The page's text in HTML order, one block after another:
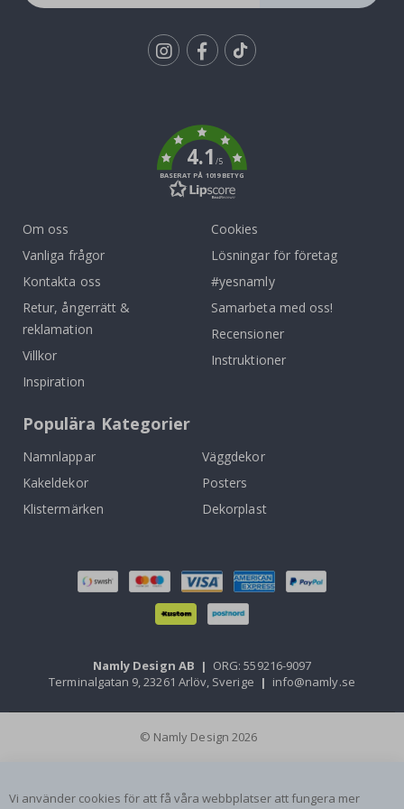
4.1/5
BASERAT PÅ 1019 BETYG
Om oss
Vanliga frågor
Kontakta oss
Retur, ångerrätt &
reklamation
Villkor
Inspiration
Cookies
Lösningar för företag
#yesnamly
Samarbeta med oss!
Recensioner
Instruktioner
Populära Kategorier
Namnlappar
Väggdekor
Kakeldekor
Posters
Klistermärken
Dekorplast
Namly Design AB | ORG: 559216-9097
Terminalgatan 9, 23261 Arlöv, Sverige | info@namly.se
© Namly Design 2026
Vi använder cookies för att få våra webbplatser att fungera mer